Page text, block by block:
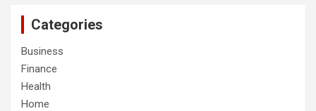
Categories
Business
Finance
Health
Home